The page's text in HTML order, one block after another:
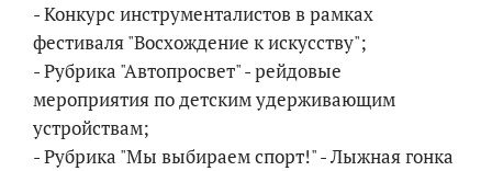
- Конкурс инструменталистов в рамках
фестиваля "Восхождение к искусству";
- Рубрика "Автопросвет" - рейдовые
мероприятия по детским удерживающим
устройствам;
- Рубрика "Мы выбираем спорт!" - Лыжная гонка